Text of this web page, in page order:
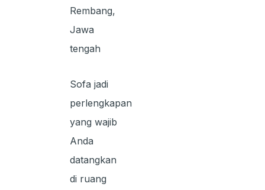
Rembang,
Jawa
tengah
Sofa jadi
perlengkapan
yang wajib
Anda
datangkan
di ruang